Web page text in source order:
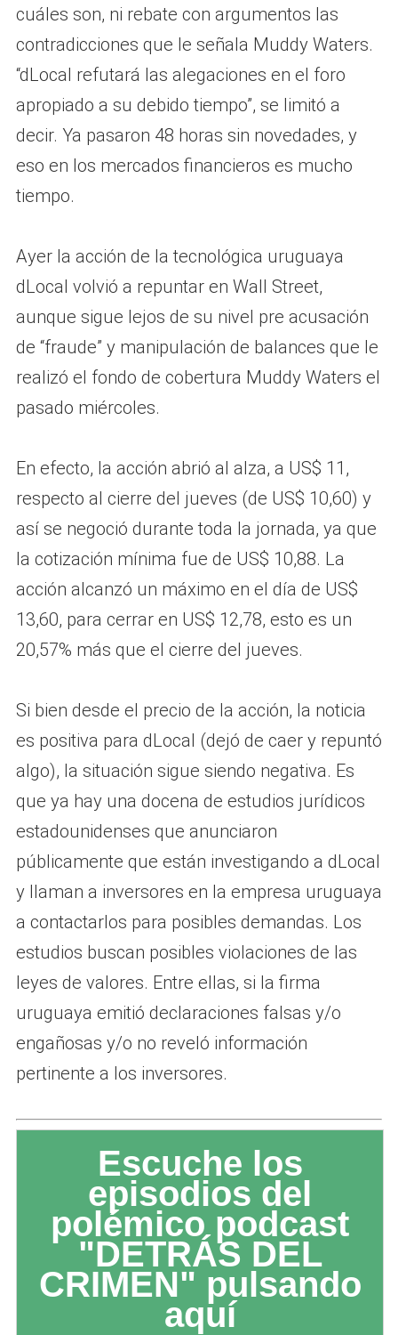
cuáles son, ni rebate con argumentos las
contradicciones que le señala Muddy Waters.
“dLocal refutará las alegaciones en el foro
apropiado a su debido tiempo”, se limitó a
decir. Ya pasaron 48 horas sin novedades, y
eso en los mercados financieros es mucho
tiempo.
Ayer la acción de la tecnológica uruguaya
dLocal volvió a repuntar en Wall Street,
aunque sigue lejos de su nivel pre acusación
de “fraude” y manipulación de balances que le
realizó el fondo de cobertura Muddy Waters el
pasado miércoles.
En efecto, la acción abrió al alza, a US$ 11,
respecto al cierre del jueves (de US$ 10,60) y
así se negoció durante toda la jornada, ya que
la cotización mínima fue de US$ 10,88. La
acción alcanzó un máximo en el día de US$
13,60, para cerrar en US$ 12,78, esto es un
20,57% más que el cierre del jueves.
Si bien desde el precio de la acción, la noticia
es positiva para dLocal (dejó de caer y repuntó
algo), la situación sigue siendo negativa. Es
que ya hay una docena de estudios jurídicos
estadounidenses que anunciaron
públicamente que están investigando a dLocal
y llaman a inversores en la empresa uruguaya
a contactarlos para posibles demandas. Los
estudios buscan posibles violaciones de las
leyes de valores. Entre ellas, si la firma
uruguaya emitió declaraciones falsas y/o
engañosas y/o no reveló información
pertinente a los inversores.
Escuche los
episodios del
polémico podcast
"DETRÁS DEL
CRIMEN" pulsando
aquí